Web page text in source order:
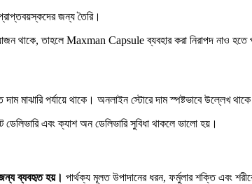
জন্য তৈরি।
থাকে, তাহলে Maxman Capsule ব্যবহার করা নিরাপদ নাও হতে
দাম মাঝারি পর্যায়ে থাকে। অনলাইন স্টোরে দাম স্পষ্টভাবে উল্লেখ
ডেলিভারি এবং ক্যাশ অন ডেলিভারি সুবিধা থাকলে ভালো হয়।
জন্য ব্যবহৃত হয়। পার্থক্য মূলত উপাদানের ধরন, ফর্মুলার শক্তি এবং